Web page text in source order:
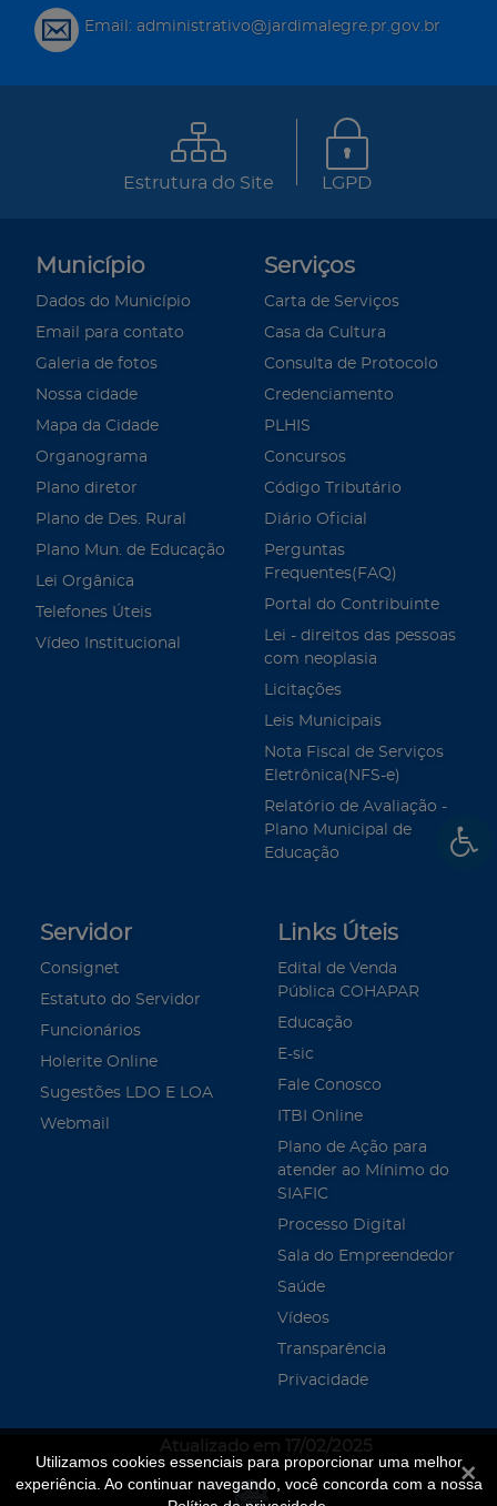
Utilizamos cookies essenciais para proporcionar uma melhor
experiência. Ao continuar navegando, você concorda com a nossa
Email: administrativo@jardimalegre.pr.gov.br
Estrutura do Site LGPD
Município
Dados do Município
Email para contato
Galeria de fotos
Nossa cidade
Mapa da Cidade
Organograma
Plano diretor
Plano de Des. Rural
Plano Mun. de Educação
Lei Orgânica
Telefones Úteis
Vídeo Institucional
Serviços
Carta de Serviços
Casa da Cultura
Consulta de Protocolo
Credenciamento
PLHIS
Concursos
Código Tributário
Diário Oficial
Perguntas
Frequentes(FAQ)
Portal do Contribuinte
Lei - direitos das pessoas
com neoplasia
Licitações
Leis Municipais
Nota Fiscal de Serviços
Eletrônica(NFS-e)
Relatório de Avaliação -
Plano Municipal de
Educação
Servidor
Consignet
Estatuto do Servidor
Funcionários
Holerite Online
Sugestões LDO E LOA
Webmail
Links Úteis
Edital de Venda
Pública COHAPAR
Educação
E-sic
Fale Conosco
ITBI Online
Plano de Ação para
atender ao Mínimo do
SIAFIC
Processo Digital
Sala do Empreendedor
Saúde
Vídeos
Transparência
Privacidade
Atualizado em 17/02/2025